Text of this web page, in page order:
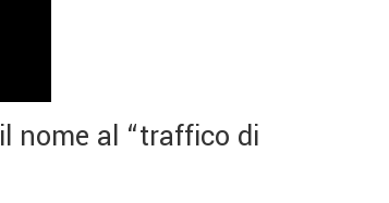
nome al “traffico di